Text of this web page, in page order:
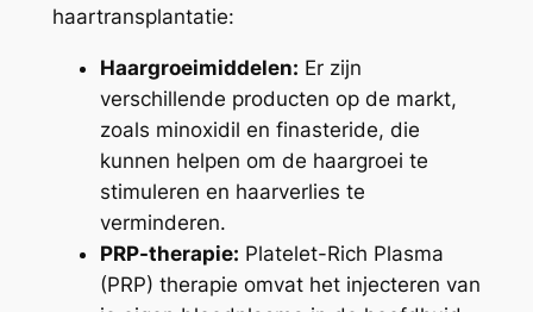
haartransplantatie:
Haargroeimiddelen: Er zijn
verschillende producten op de markt,
zoals minoxidil en finasteride, die
kunnen helpen om de haargroei te
stimuleren en haarverlies te
verminderen.
PRP-therapie: Platelet-Rich Plasma
(PRP) therapie omvat het injecteren van